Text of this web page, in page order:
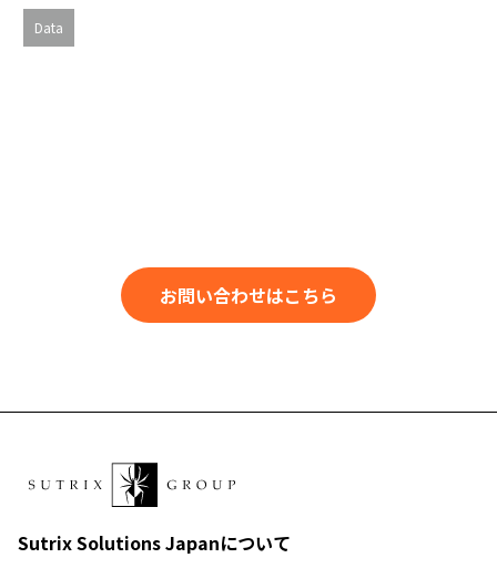
Data
お問い合わせはこちら
Sutrix Solutions Japanについて